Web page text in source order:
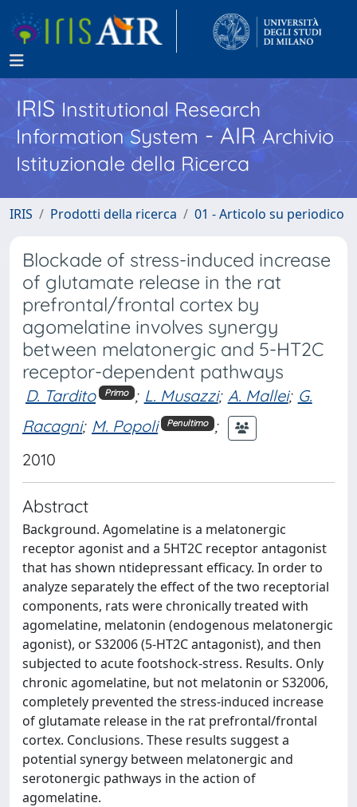
IRISInstitutional Research
Information System - AIR Archivio
Istituzionale della Ricerca
IRIS Prodotti della ricerca 01 - Articolo su periodico
Blockade of stress-induced increase
of glutamate release in the rat
prefrontal/frontal cortex by
agomelatine involves synergy
between melatonergic and 5-HT2C
receptor-dependent pathways
D. Tardito Primo ; L. Musazzi; A. Mallei; G.
Racagni; M. Popoli Penultimo ;
2010
Abstract
Background. Agomelatine is a melatonergic
receptor agonist and a 5HT2C receptor antagonist
that has shown ntidepressant efficacy. In order to
analyze separately the effect of the two receptorial
components, rats were chronically treated with
agomelatine, melatonin (endogenous melatonergic
agonist), or S32006 (5-HT2C antagonist), and then
subjected to acute footshock-stress. Results. Only
chronic agomelatine, but not melatonin or S32006,
completely prevented the stress-induced increase
of glutamate release in the rat prefrontal/frontal
cortex. Conclusions. These results suggest a
potential synergy between melatonergic and
serotonergic pathways in the action of
agomelatine.